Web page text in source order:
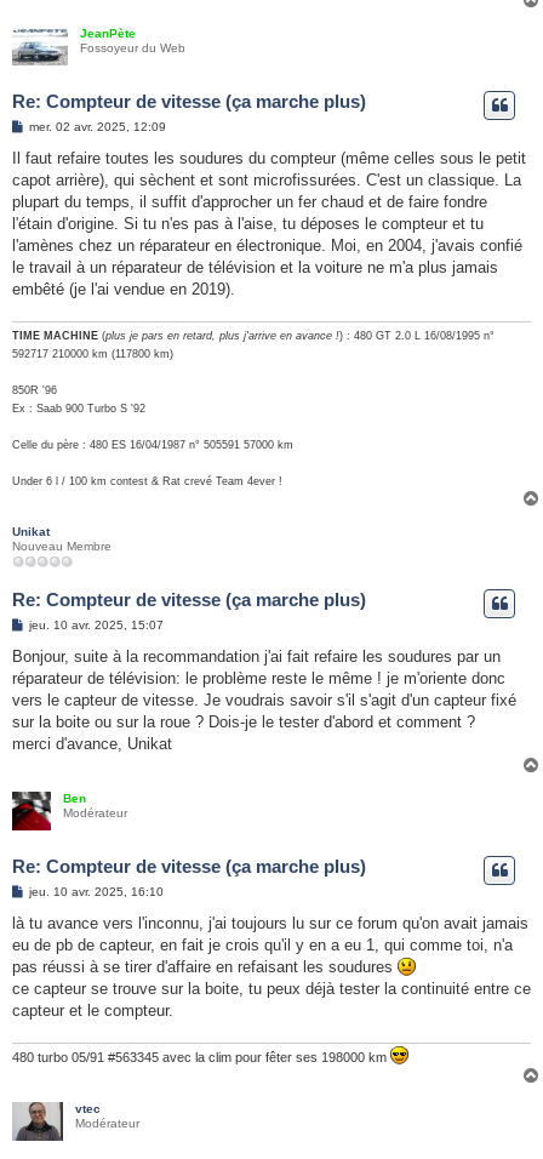
JeanPète
Fossoyeur du Web
Re: Compteur de vitesse (ça marche plus)
M
s
a
g
mer. 02 avr. 2025, 12:09
Il faut refaire toutes les soudures du compteur (même celles sous le petit
capot arrière), qui sèchent et sont microfissurées. C'est un classique. La
plupart du temps, il suffit d'approcher un fer chaud et de faire fondre
l'étain d'origine. Si tu n'es pas à l'aise, tu déposes le compteur et tu
l'amènes chez un réparateur en électronique. Moi, en 2004, j'avais confié
le travail à un réparateur de télévision et la voiture ne m'a plus jamais
embêté (je l'ai vendue en 2019).
TIME MACHINE (plus je pars en retard, plus j'arrive en avance !) : 480 GT 2.0 L 16/08/1995 n°
592717 210000 km (117800 km)
850R '96
Ex : Saab 900 Turbo S '92
Celle du père : 480 ES 16/04/1987 n° 505591 57000 km
Under 6 l / 100 km contest & Rat crevé Team 4ever !
Unikat
Nouveau Membre
Re: Compteur de vitesse (ça marche plus)
M
s
a
g
jeu. 10 avr. 2025, 15:07
Bonjour, suite à la recommandation j'ai fait refaire les soudures par un
réparateur de télévision: le problème reste le même ! je m'oriente donc
vers le capteur de vitesse. Je voudrais savoir s'il s'agit d'un capteur fixé
sur la boite ou sur la roue ? Dois-je le tester d'abord et comment ?
merci d'avance, Unikat
Ben
Modérateur
Re: Compteur de vitesse (ça marche plus)
M
s
a
g
jeu. 10 avr. 2025, 16:10
là tu avance vers l'inconnu, j'ai toujours lu sur ce forum qu'on avait jamais
eu de pb de capteur, en fait je crois qu'il y en a eu 1, qui comme toi, n'a
pas réussi à se tirer d'affaire en refaisant les soudures
ce capteur se trouve sur la boite, tu peux déjà tester la continuité entre ce
capteur et le compteur.
480 turbo 05/91 #563345 avec la clim pour fêter ses 198000 km
vtec
Modérateur